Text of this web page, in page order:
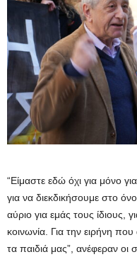
“Είμαστε εδώ όχι για μόνο
για να διεκδικήσουμε στο
αύριο για εμάς τους ίδιους,
κοινωνία. Για την ειρήνη που
τα παιδιά μας”, ανέφεραν οι